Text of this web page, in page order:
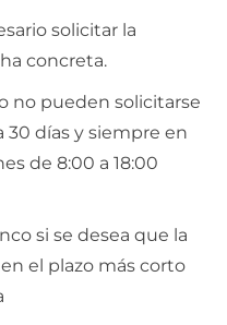
solicitar la
concreta.
no pueden solicitarse
30 días y siempre en
de 8:00 a 18:00
si se desea que la
el plazo más corto